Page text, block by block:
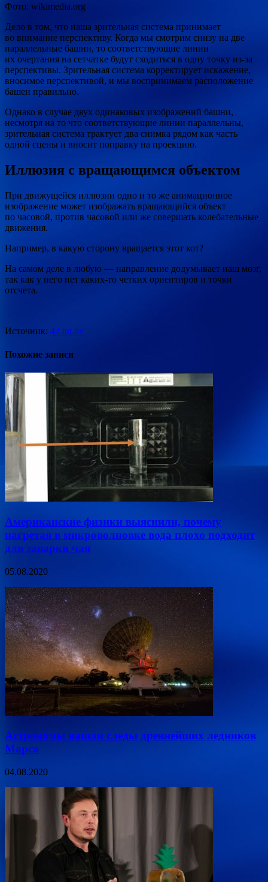
Фото: wikimedia.org
Дело в том, что наша зрительная система принимает
во внимание перспективу. Когда мы смотрим снизу на две
параллельные башни, то соответствующие линии
их очертания на сетчатке будут сходиться в одну точку из-за
перспективы. Зрительная система корректирует искажение,
вносимое перспективой, и мы воспринимаем расположение
башен правильно.
Однако в случае двух одинаковых изображений башни,
несмотря на то что соответствующие линии параллельны,
зрительная система трактует два снимка рядом как часть
одной сцены и вносит поправку на проекцию.
Иллюзия с вращающимся объектом
При движущейся иллюзии одно и то же анимационное
изображение может изображать вращающийся объект
по часовой, против часовой или же совершать колебательные
движения.
Например, в какую сторону вращается этот кот?
‍На самом деле в любую — направление додумывает наш мозг,
так как у него нет каких-то четких ориентиров и точки
отсчета.
Источник: 42.tut.by
Похожие записи
Американские физики выяснили, почему
нагретая в микроволновке вода плохо подходит
для заварки чая
05.08.2020
Астрономы нашли следы древнейших ледников
Марса
04.08.2020